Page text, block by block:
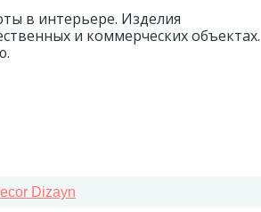
в интерьере. Изделия
и коммерческих объектах.
Dizayn